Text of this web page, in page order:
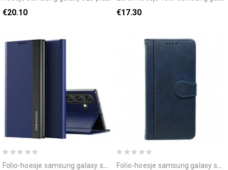
€20.10 €17.30
folio-hoesje samsung galaxy s25 plus 5g nieuw ontwerp folio-hoesje samsung galaxy s25 plus 5g telefoonhoesje vintage stijl